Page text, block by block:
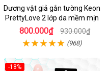
Dương vật giả gắn tường Keon
PrettyLove 2 lớp da mềm mịn
800.000₫ 930.000₫
(968)
-18%